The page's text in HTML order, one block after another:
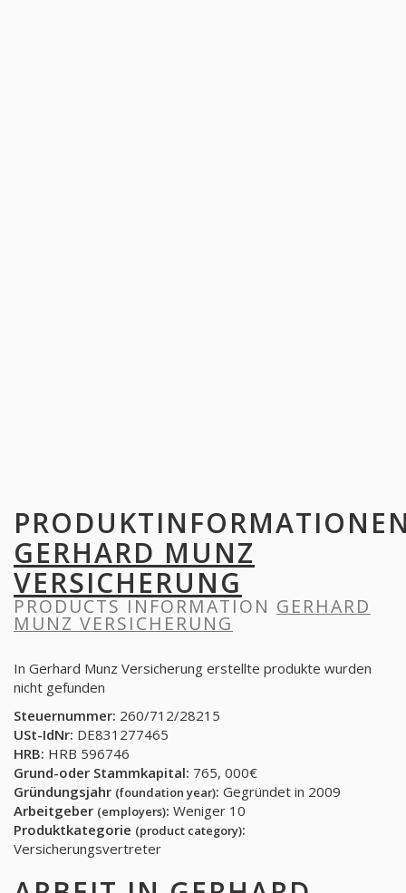
GERHARD MUNZ
VERSICHERUNG
PRODUCTS INFORMATION GERHARD
MUNZ VERSICHERUNG
In Gerhard Munz Versicherung erstellte produkte wurden
nicht gefunden
Steuernummer: 260/712/28215
USt-IdNr: DE831277465
HRB: HRB 596746
Grund-oder Stammkapital: 765, 000€
Gründungsjahr (foundation year): Gegründet in 2009
Arbeitgeber (employers): Weniger 10
Produktkategorie (product category):
Versicherungsvertreter